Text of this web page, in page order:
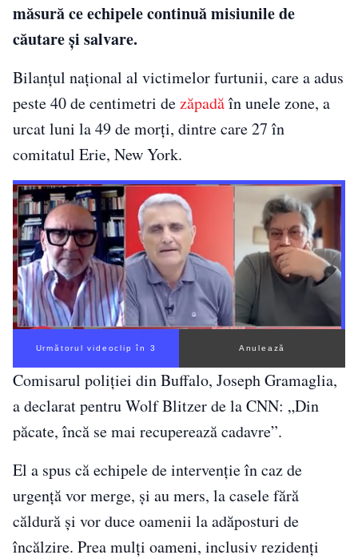
măsură ce echipele continuă misiunile de
căutare și salvare.
Bilanțul național al victimelor furtunii, care a adus
peste 40 de centimetri dezăpadăîn unele zone, a
urcat luni la 49 de morți, dintre care 27 în
comitatul Erie, New York.
Următorul videoclip în 2 Anulează
Comisarul poliției din Buffalo, Joseph Gramaglia,
a declarat pentru Wolf Blitzer de la CNN: „Din
păcate, încă se mai recuperează cadavre”.
El a spus că echipele de intervenție în caz de
urgență vor merge, și au mers, la casele fără
căldură și vor duce oamenii la adăposturi de
încălzire. Prea mulți oameni, inclusiv rezidenți